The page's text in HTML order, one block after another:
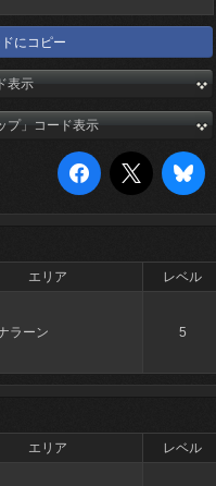
にコピー
表示
プ」コード表示
エリア レベル
ラーン 5
エリア レベル